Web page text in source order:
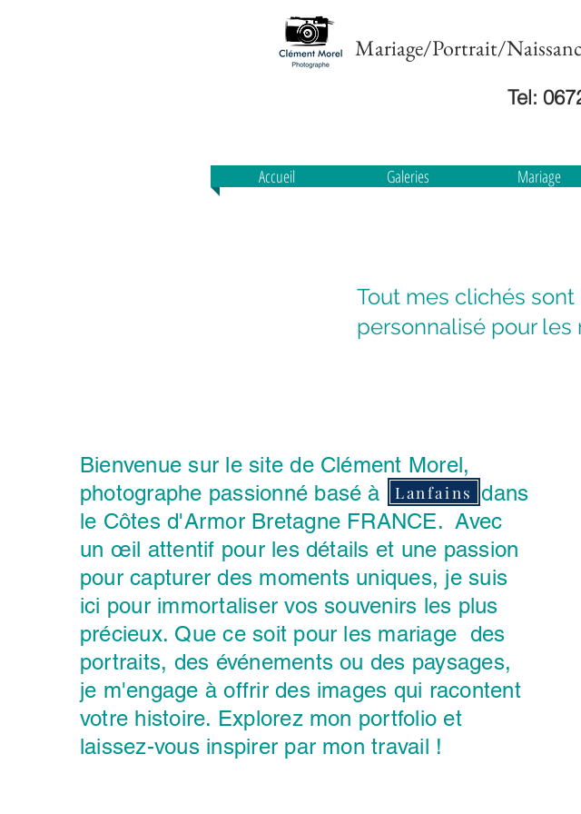
Mariage/Portrait/
Tel:
Accueil Galeries Mariage
Tout mes clichés
personnalisé pour les
Bienvenue sur le site de Clément Morel,
photographe passionné basé à Lanfains dans
le Côtes d'Armor Bretagne FRANCE. Avec
un œil attentif pour les détails et une passion
pour capturer des moments uniques, je suis
ici pour immortaliser vos souvenirs les plus
précieux. Que ce soit pour les mariage des
portraits, des événements ou des paysages,
je m'engage à offrir des images qui racontent
votre histoire. Explorez mon portfolio et
laissez-vous inspirer par mon travail !
Lanfains